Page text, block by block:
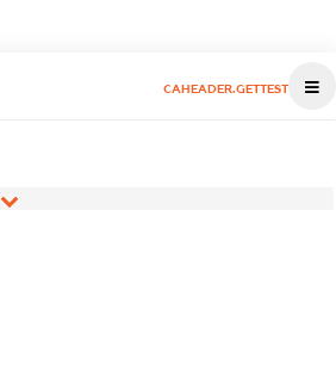
CAHEADER.GETTEST